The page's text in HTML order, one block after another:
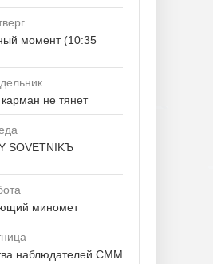
момент (10:35
не тянет
SOVETNIKЪ
миномет
наблюдателей СММ